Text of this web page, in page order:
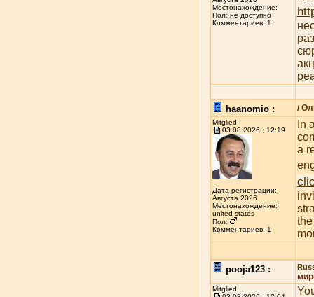
Местонахождение:
Пол: не доступно
Комментариев: 1
haanomio : /
Mitglied
03.08.2026 , 12:19
Дата регистрации:
Августа 2026
Местонахождение:
united states
Пол:
Комментариев: 1
In
a
pooja123 :
Mitglied